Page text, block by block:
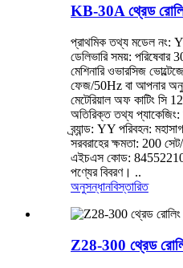
KB-30A থ্রেড
প্রাথমিক তথ্য মডেল নং:
ডেলিভারি সময়: পরিষেবার
মেশিনারি ওভারসিজ
ফেজ/50Hz বা আপনার
মেটেরিয়াল অফ কাটিং সি
অতিরিক্ত তথ্য প্যাকেজিং:
ব্র্যান্ড: YY পরিবহন:
সরবরাহের ক্ষমতা: 200
এইচএস কোড: 84552210
পণ্যের বিবরণ। ..
অনুসন্ধানবিস্তারিত
Z28-300 থ্রেড